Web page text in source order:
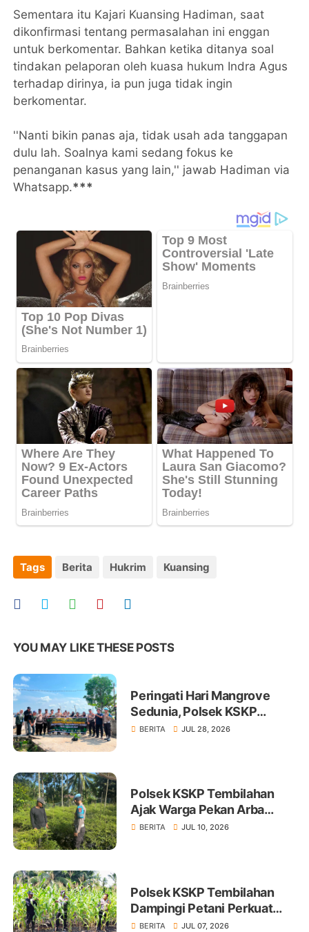
Sementara itu Kajari Kuansing Hadiman, saat
dikonfirmasi tentang permasalahan ini enggan
untuk berkomentar. Bahkan ketika ditanya soal
tindakan pelaporan oleh kuasa hukum Indra Agus
terhadap dirinya, ia pun juga tidak ingin
berkomentar.
''Nanti bikin panas aja, tidak usah ada tanggapan
dulu lah. Soalnya kami sedang fokus ke
penanganan kasus yang lain,'' jawab Hadiman via
Whatsapp.***
Tags Berita Hukrim Kuansing
YOU MAY LIKE THESE POSTS
Peringati Hari Mangrove
Sedunia, Polsek KSKP
Tembilahan Tanam 100 Bibit
BERITA JUL 28, 2026
Polsek KSKP Tembilahan
Ajak Warga Pekan Arba
Tanam Cabai Dukung
BERITA JUL 10, 2026
Polsek KSKP Tembilahan
Dampingi Petani Perkuat
Swasembada Pangan
BERITA JUL 07, 2026